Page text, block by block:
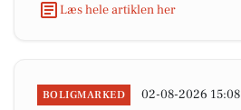
Læs hele artiklen her
BOLIGMARKED 02-08-2026 15:08